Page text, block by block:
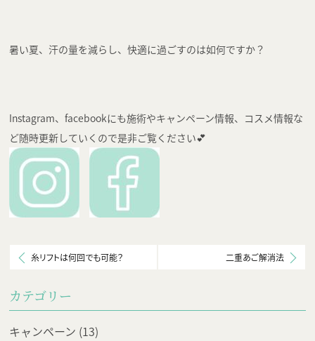
暑い夏、汗の量を減らし、快適に過ごすのは如何ですか？
Instagram、facebookにも施術やキャンペーン情報、コスメ情報な
ど随時更新していくので是非ご覧ください💕
糸リフトは何回でも可能？ 二重あご解消法
カテゴリー
キャンペーン (13)